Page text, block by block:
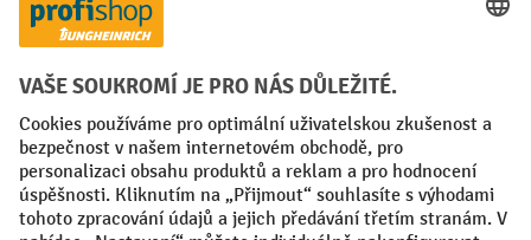
Sociální sítě
Facebook
YouTubeLinkedIn
VODP Otisk